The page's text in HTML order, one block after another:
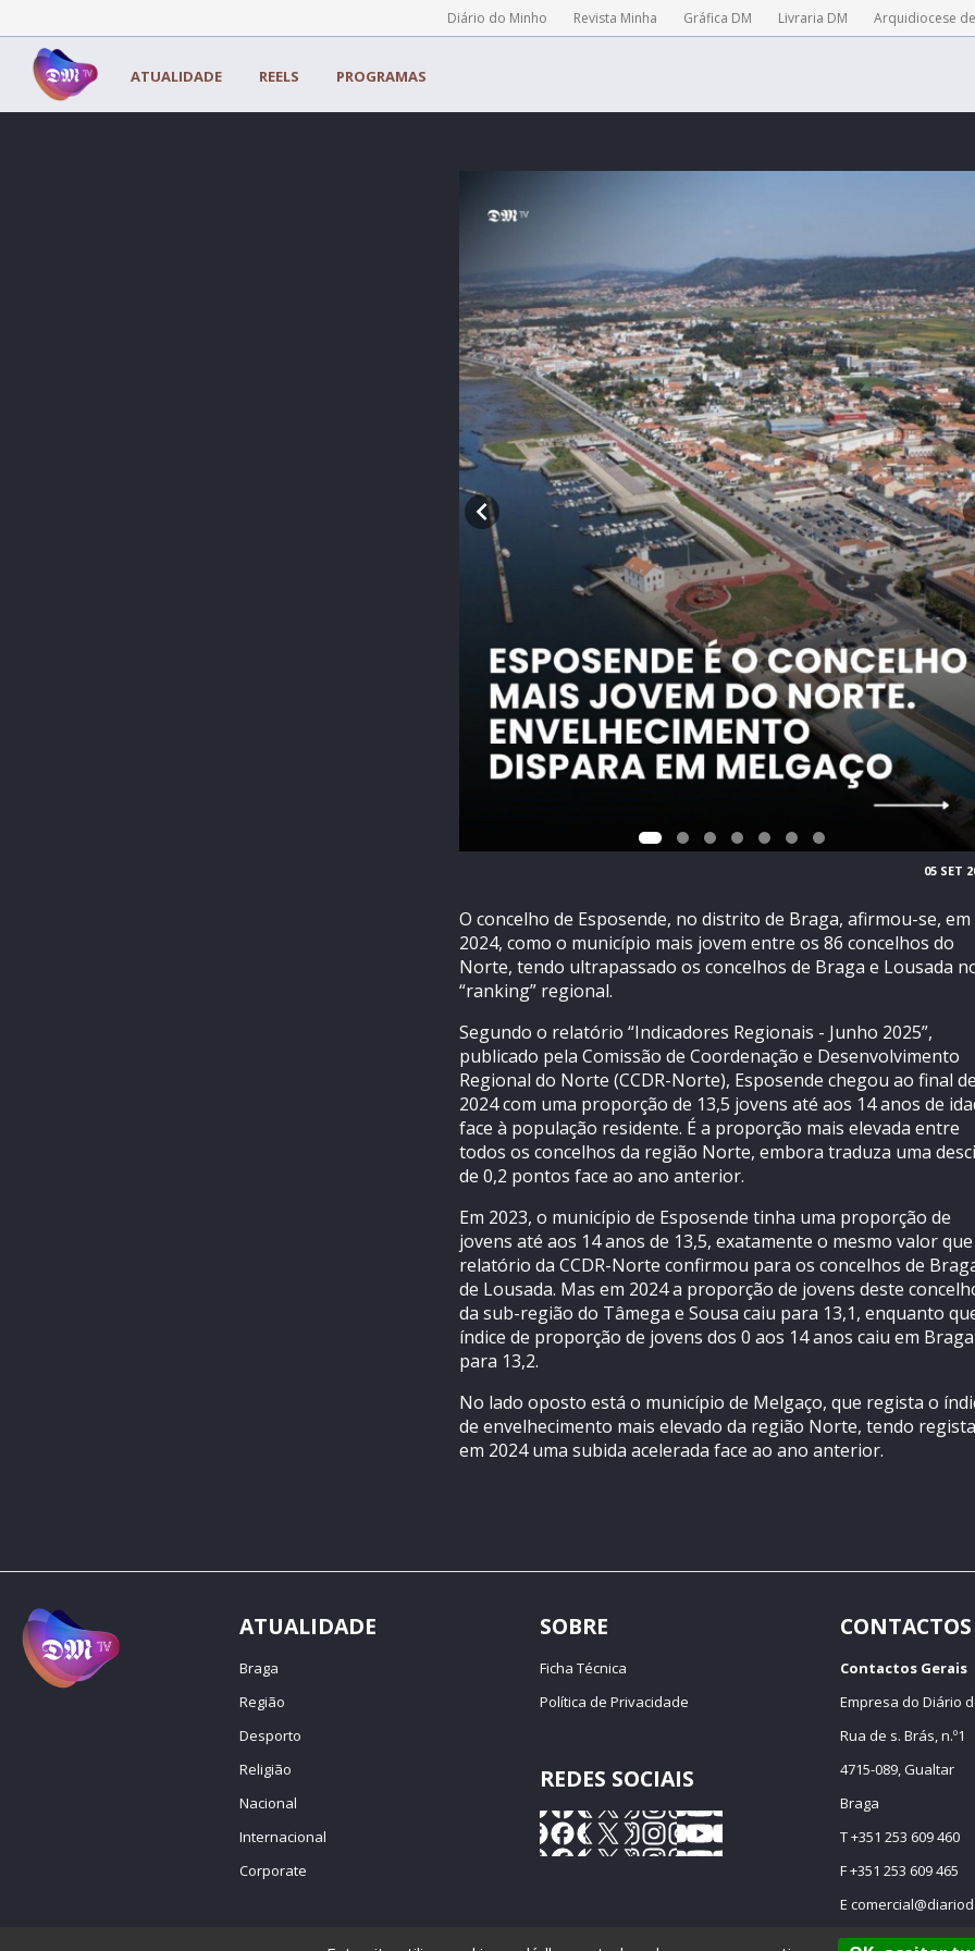
Diário do Minho Revista Minha Gráfica DM Livraria DM Arquidiocese
ATUALIDADE REELS PROGRAMAS
05 SET
O concelho de Esposende, no distrito de Braga, afirmou-se, em
2024, como o município mais jovem entre os 86 concelhos do
Norte, tendo ultrapassado os concelhos de Braga e Lousada
“ranking” regional.
Segundo o relatório “Indicadores Regionais - Junho 2025”,
publicado pela Comissão de Coordenação e Desenvolvimento
Regional do Norte (CCDR-Norte), Esposende chegou ao final de
2024 com uma proporção de 13,5 jovens até aos 14 anos de
face à população residente. É a proporção mais elevada entre
todos os concelhos da região Norte, embora traduza uma
de 0,2 pontos face ao ano anterior.
Em 2023, o município de Esposende tinha uma proporção de
jovens até aos 14 anos de 13,5, exatamente o mesmo valor
relatório da CCDR-Norte confirmou para os concelhos de
de Lousada. Mas em 2024 a proporção de jovens deste
da sub-região do Tâmega e Sousa caiu para 13,1, enquanto
índice de proporção de jovens dos 0 aos 14 anos caiu em Braga
para 13,2.
No lado oposto está o município de Melgaço, que regista o
de envelhecimento mais elevado da região Norte, tendo
em 2024 uma subida acelerada face ao ano anterior.
ATUALIDADE
Braga
Região
Desporto
Religião
Nacional
Internacional
Corporate
SOBRE
Ficha Técnica
Política de Privacidade
REDES SOCIAIS
CONTACTOS
Contactos Gerais
Empresa do Diário
Rua de s. Brás, n.º1
4715-089, Gualtar
Braga
T +351 253 609 460
F +351 253 609 465
E